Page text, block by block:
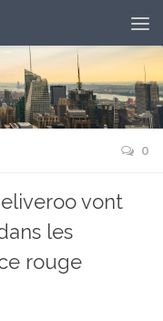
0
vont
les
rouge